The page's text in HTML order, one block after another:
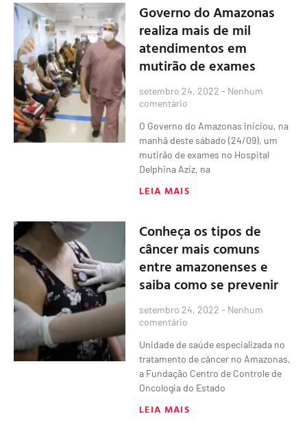
Governo do Amazonas
realiza mais de mil
atendimentos em
mutirão de exames
setembro 24, 2022 Nenhum
comentário
O Governo do Amazonas iniciou, na
manhã deste sábado (24/09), um
mutirão de exames no Hospital
Delphina Aziz, na
LEIA MAIS
Conheça os tipos de
câncer mais comuns
entre amazonenses e
saiba como se prevenir
setembro 24, 2022 Nenhum
comentário
Unidade de saúde especializada no
tratamento de câncer no Amazonas,
a Fundação Centro de Controle de
Oncologia do Estado
LEIA MAIS